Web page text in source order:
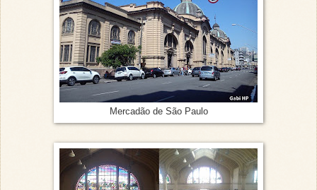
Mercadão de São Paulo